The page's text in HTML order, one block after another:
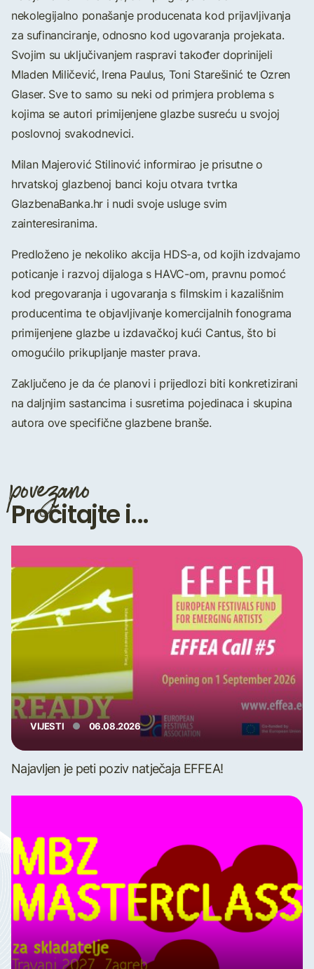
nekolegijalno ponašanje producenata kod prijavljivanja
za sufinanciranje, odnosno kod ugovaranja projekata.
Svojim su uključivanjem raspravi također doprinijeli
Mladen Miličević, Irena Paulus, Toni Starešinić te Ozren
Glaser. Sve to samo su neki od primjera problema s
kojima se autori primijenjene glazbe susreću u svojoj
poslovnoj svakodnevici.
Milan Majerović Stilinović informirao je prisutne o
hrvatskoj glazbenoj banci koju otvara tvrtka
GlazbenaBanka.hr i nudi svoje usluge svim
zainteresiranima.
Predloženo je nekoliko akcija HDS-a, od kojih izdvajamo
poticanje i razvoj dijaloga s HAVC-om, pravnu pomoć
kod pregovaranja i ugovaranja s filmskim i kazališnim
producentima te objavljivanje komercijalnih fonograma
primijenjene glazbe u izdavačkoj kući Cantus, što bi
omogućilo prikupljanje master prava.
Zaključeno je da će planovi i prijedlozi biti konkretizirani
na daljnjim sastancima i susretima pojedinaca i skupina
autora ove specifične glazbene branše.
povezano
Pročitajte i...
VIJESTI 06.08.2026
Najavljen je peti poziv natječaja EFFEA!